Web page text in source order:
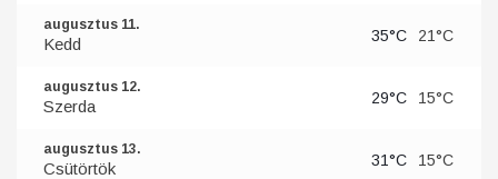
augusztus 11.
Kedd 35°C 21°C
augusztus 12.
Szerda 29°C 15°C
augusztus 13.
Csütörtök 31°C 15°C